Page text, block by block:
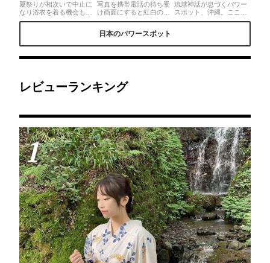
夏祭りが相次いで中止に
なり浴衣を着る機会も減
ってしまっていますが、
度と涼しく、穴場スポッ
お参りが出来ます。
写真を携帯電話の待ち受
け画面にすると紅白の鯉
は恋愛、金色の鯉は金運
い。
琉球神話が息づくパワー
スポット、沖縄。ここも
その聖地に在り、縁結び
見渡す展望台…信仰疎く
参照
日本のパワースポット
レビューランキング
1